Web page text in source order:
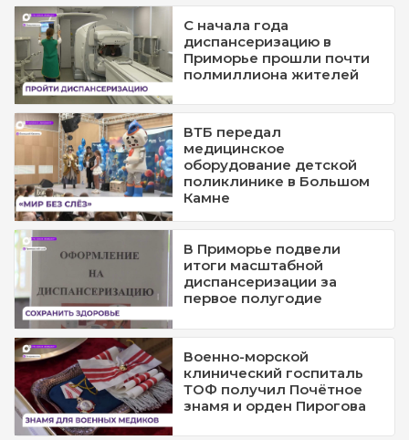
С начала года
диспансеризацию в
Приморье прошли почти
полмиллиона жителей
ВТБ передал
медицинское
оборудование детской
поликлинике в Большом
Камне
В Приморье подвели
итоги масштабной
диспансеризации за
первое полугодие
Военно-морской
клинический госпиталь
ТОФ получил Почётное
знамя и орден Пирогова